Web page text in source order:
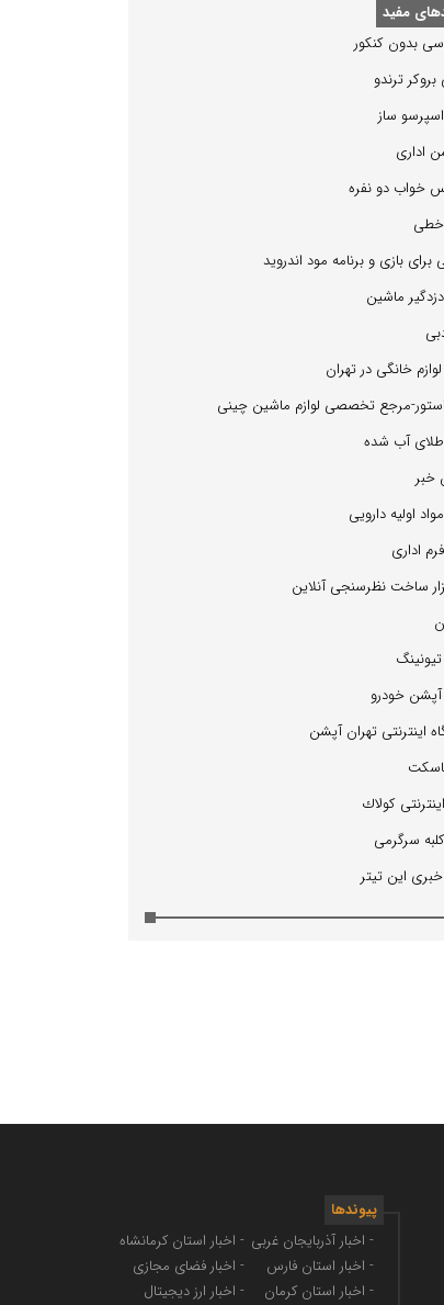
مفید
بدون كنكور
ترندو
ساز
اداری
خواب دو نفره
خطی
بازی و برنامه مود اندروید
ماشین
خانگی در تهران
استور-مرجع تخصصی لوازم ماشین چینی
آب شده
خبر
اولیه دارویی
اداری
ساخت نظرسنجی آنلاین
آپشن خودرو
اینترنتی تهران آپشن
كولاك
سرگرمی
این تیتر
پیوندها
- اخبار آذربایجان غربی
- اخبار استان فارس
- اخبار استان کرمان
- اخبار استان کرمانشاه
- اخبار فضای مجازی
- اخبار ارز دیجیتال